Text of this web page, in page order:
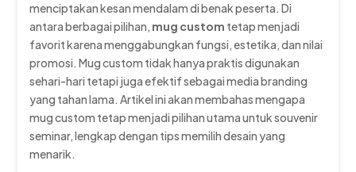
menciptakan kesan mendalam di benak peserta. Di
antara berbagai pilihan, mug custom tetap menjadi
favorit karena menggabungkan fungsi, estetika, dan nilai
promosi. Mug custom tidak hanya praktis digunakan
sehari-hari tetapi juga efektif sebagai media branding
yang tahan lama. Artikel ini akan membahas mengapa
mug custom tetap menjadi pilihan utama untuk souvenir
seminar, lengkap dengan tips memilih desain yang
menarik.